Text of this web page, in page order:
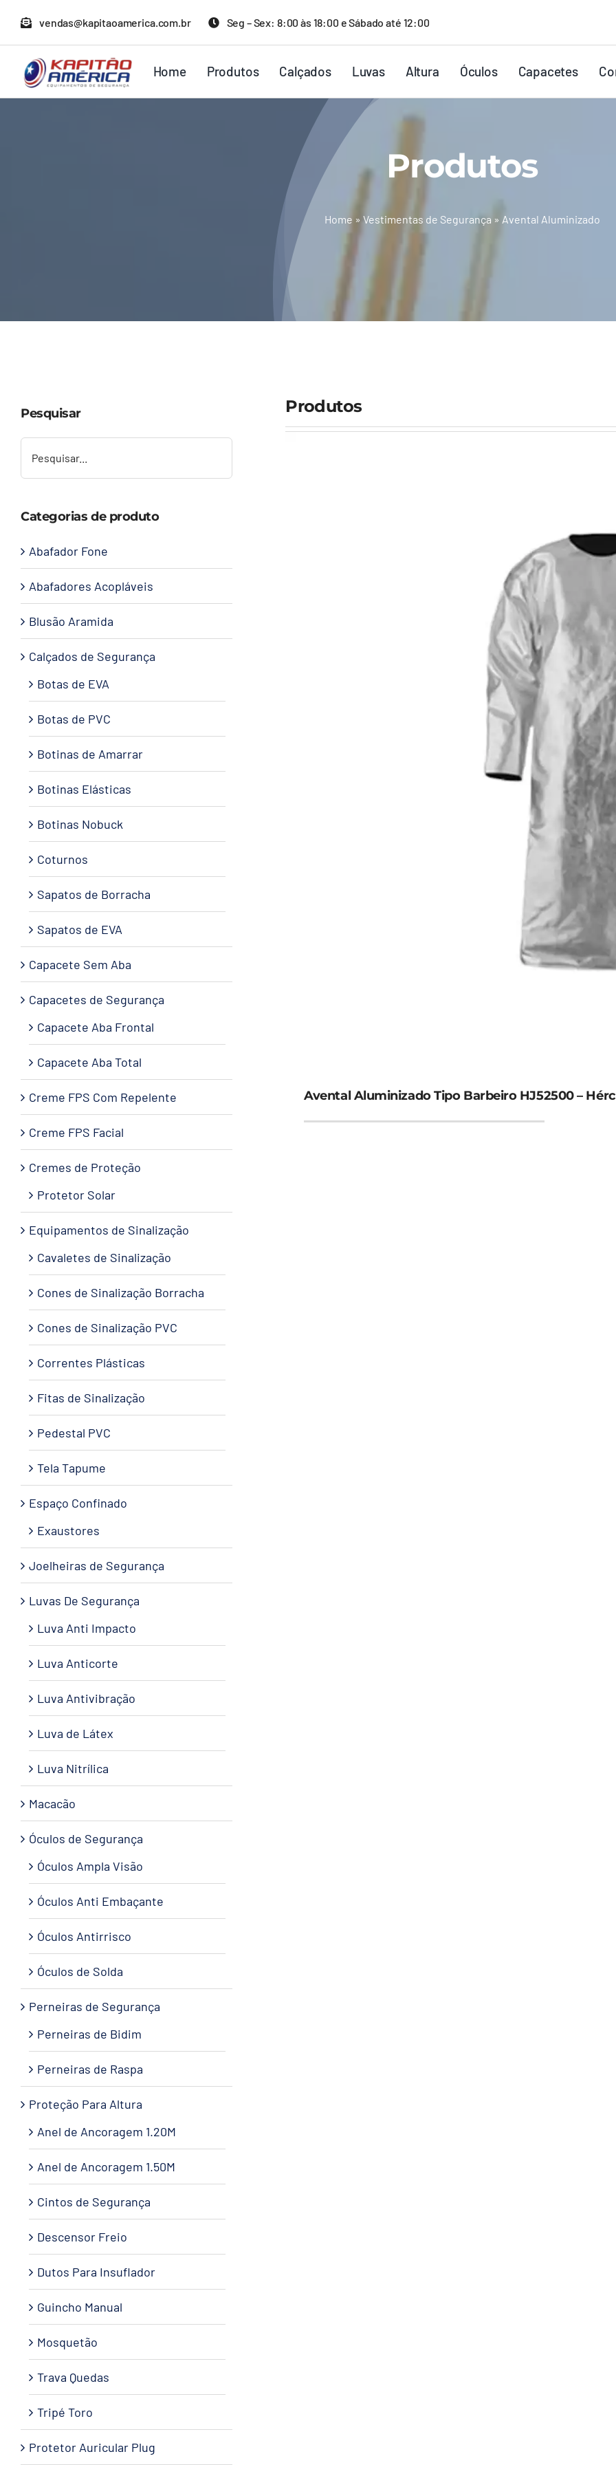
para
conteúdo
vendas@kapitaoamerica.com.br Seg – Sex: 8:00 às 18:00 e Sábado até 12:00
Home Produtos Calçados Luvas Altura Óculos Capacetes
Produtos
Home » Vestimentas de Segurança » Avental Aluminizado
Produtos
Avental Aluminizado Tipo Barbeiro HJ52500 –
Pesquisar
Categorias de produto
Abafador Fone
Abafadores Acopláveis
Blusão Aramida
Calçados de Segurança
Botas de EVA
Botas de PVC
Botinas de Amarrar
Botinas Elásticas
Botinas Nobuck
Coturnos
Sapatos de Borracha
Sapatos de EVA
Capacete Sem Aba
Capacetes de Segurança
Capacete Aba Frontal
Capacete Aba Total
Creme FPS Com Repelente
Creme FPS Facial
Cremes de Proteção
Protetor Solar
Equipamentos de Sinalização
Cavaletes de Sinalização
Cones de Sinalização Borracha
Cones de Sinalização PVC
Correntes Plásticas
Fitas de Sinalização
Pedestal PVC
Tela Tapume
Espaço Confinado
Exaustores
Joelheiras de Segurança
Luvas De Segurança
Luva Anti Impacto
Luva Anticorte
Luva Antivibração
Luva de Látex
Luva Nitrílica
Macacão
Óculos de Segurança
Óculos Ampla Visão
Óculos Anti Embaçante
Óculos Antirrisco
Óculos de Solda
Perneiras de Segurança
Perneiras de Bidim
Perneiras de Raspa
Proteção Para Altura
Anel de Ancoragem 1.20M
Anel de Ancoragem 1.50M
Cintos de Segurança
Descensor Freio
Dutos Para Insuflador
Guincho Manual
Mosquetão
Trava Quedas
Tripé Toro
Protetor Auricular Plug